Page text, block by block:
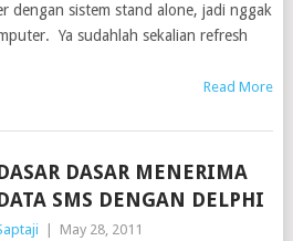
dengan sistem stand alone, jadi nggak
Ya sudahlah sekalian refresh
Read More
DASAR MENERIMA
SMS DENGAN DELPHI
May 28, 2011